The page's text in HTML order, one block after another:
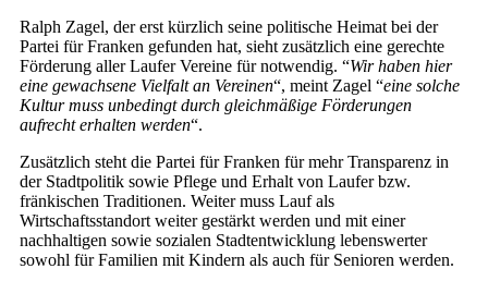
Ralph Zagel, der erst kürzlich seine politische Heimat bei der
Partei für Franken gefunden hat, sieht zusätzlich eine gerechte
Förderung aller Laufer Vereine für notwendig. “Wir haben hier
eine gewachsene Vielfalt an Vereinen“, meint Zagel “eine solche
Kultur muss unbedingt durch gleichmäßige Förderungen
aufrecht erhalten werden“.
Zusätzlich steht die Partei für Franken für mehr Transparenz in
der Stadtpolitik sowie Pflege und Erhalt von Laufer bzw.
fränkischen Traditionen. Weiter muss Lauf als
Wirtschaftsstandort weiter gestärkt werden und mit einer
nachhaltigen sowie sozialen Stadtentwicklung lebenswerter
sowohl für Familien mit Kindern als auch für Senioren werden.